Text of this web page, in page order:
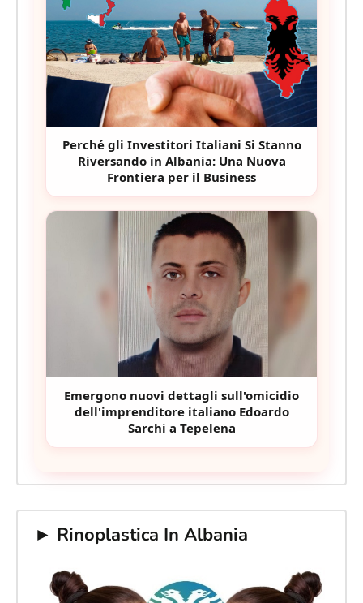
Perché gli Investitori Italiani Si Stanno
Riversando in Albania: Una Nuova
Frontiera per il Business
Emergono nuovi dettagli sull'omicidio
dell'imprenditore italiano Edoardo
Sarchi a Tepelena
► Rinoplastica In Albania